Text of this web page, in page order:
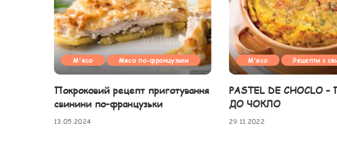
М'ясо Мясо по-французьки
Покроковий рецепт приготування
свинини по-французьки
13.05.2024
М'ясо Рецепти з
PASTEL DE CHOCLO
ДО ЧОКЛО
29.11.2022